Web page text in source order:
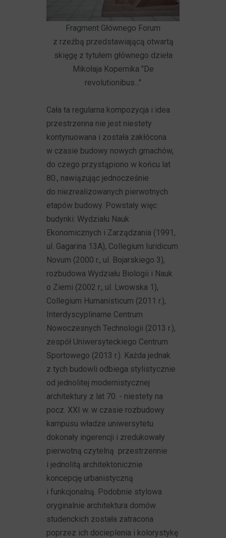
Fragment Głównego Forum
z rzeźbą przedstawiającą otwartą
skięgę z tytułem głównego dzieła
Mikołaja Kopernika "De
revolutionibus..."
Cała ta regularna kompozycja i idea
przestrzenna nie jest niestety
kontynuowana i została zakłócona
w czasie budowy nowych gmachów,
do czego przystąpiono w końcu lat
80., nawiązując jednocześnie
do niezrealizowanych pierwotnych
etapów budowy. Powstały więc
budynki: Wydziału Nauk
Ekonomicznych i Zarządzania (1991,
ul. Gagarina 13A), Collegium Iuridicum
Novum (2000 r., ul. Bojarskiego 3),
rozbudowa Wydziału Biologii i Nauk
o Ziemi (2002 r., ul. Lwowska 1),
Collegium Humanisticum (2011 r.),
Interdyscyplinarne Centrum
Nowoczesnych Technologii (2013 r.),
zespół Uniwersyteckiego Centrum
Sportowego (2013 r.). Każda jednak
z tych budowli odbiega stylistycznie
od jednolitej modernistycznej
architektury z lat 70. - niestety na
pocz. XXI w. w czasie rozbudowy
kampusu władze uniwersytetu
dokonały ingerencji i zredukowały
pierwotną czytelną przestrzennie
i jednolitą architektonicznie
koncepcję urbanistyczną
i funkcjonalną. Podobnie stylowa
oryginalnie architektura domów
studenckich została zatracona
poprzez ich docieplenia i kolorystykę